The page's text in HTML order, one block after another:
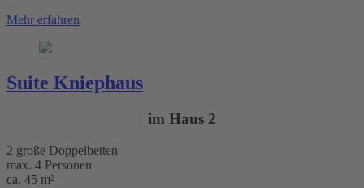
Mehr erfahren
Suite Kniephaus
im Haus 2
2 große Doppelbetten
max. 4 Personen
ca. 45 m²